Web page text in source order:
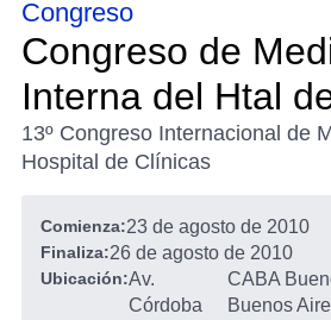
Congreso
Congreso de
Interna del Htal
13º Congreso Internacional de
Hospital de Clínicas
Comienza:23 de agosto de 2010
Finaliza:26 de agosto de 2010
Ubicación:Av.
Córdoba
CABA
Buenos